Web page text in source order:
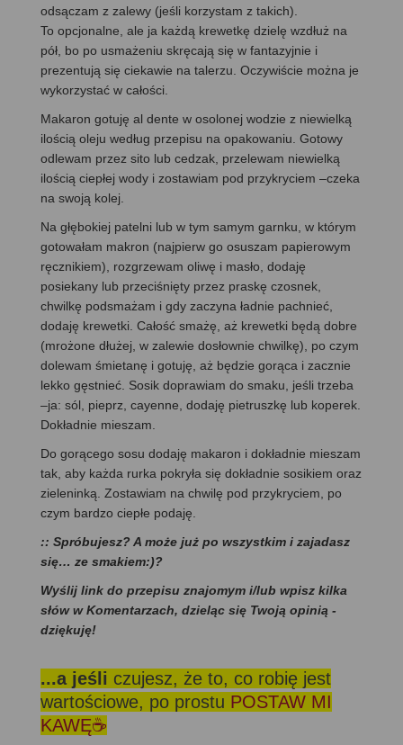
odsączam z zalewy (jeśli korzystam z takich).
To opcjonalne, ale ja każdą krewetkę dzielę wzdłuż na
pół, bo po usmażeniu skręcają się w fantazyjnie i
prezentują się ciekawie na talerzu. Oczywiście można je
wykorzystać w całości.
Makaron gotuję al dente w osolonej wodzie z niewielką
ilością oleju według przepisu na opakowaniu. Gotowy
odlewam przez sito lub cedzak, przelewam niewielką
ilością ciepłej wody i zostawiam pod przykryciem –czeka
na swoją kolej.
Na głębokiej patelni lub w tym samym garnku, w którym
gotowałam makron (najpierw go osuszam papierowym
ręcznikiem), rozgrzewam oliwę i masło, dodaję
posiekany lub przeciśnięty przez praskę czosnek,
chwilkę podsmażam i gdy zaczyna ładnie pachnieć,
dodaję krewetki. Całość smażę, aż krewetki będą dobre
(mrożone dłużej, w zalewie dosłownie chwilkę), po czym
dolewam śmietanę i gotuję, aż będzie gorąca i zacznie
lekko gęstnieć. Sosik doprawiam do smaku, jeśli trzeba
–ja: sól, pieprz, cayenne, dodaję pietruszkę lub koperek.
Dokładnie mieszam.
Do gorącego sosu dodaję makaron i dokładnie mieszam
tak, aby każda rurka pokryła się dokładnie sosikiem oraz
zieleninką. Zostawiam na chwilę pod przykryciem, po
czym bardzo ciepłe podaję.
:: Spróbujesz? A może już po wszystkim i zajadasz
się… ze smakiem:)?
Wyślij link do przepisu znajomym i/lub wpisz kilka
słów w Komentarzach, dzieląc się Twoją opinią -
dziękuję!
...a jeśli czujesz, że to, co robię jest
wartościowe, po prostu POSTAW MI
KAWĘ☕